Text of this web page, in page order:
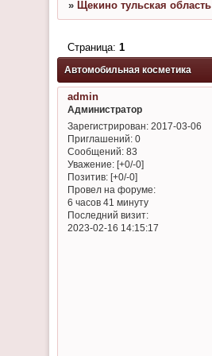
» Щекино тульская область
Автомобильная косметика
Страница: 1
admin
Администратор
Зарегистрирован: 2017-03-06
Приглашений:0
Сообщений:83
Уважение: [+0/-0]
Позитив: [+0/-0]
Провел на форуме:
6 часов 41 минуту
Последний визит:
2023-02-16 14:15:17